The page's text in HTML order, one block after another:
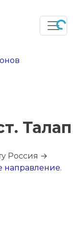
Талап
Россия →
направление.